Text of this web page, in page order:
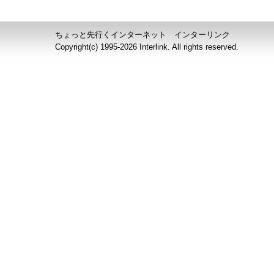
ちょっと先行くインターネット インターリンク
Copyright(c) 1995-2026 Interlink. All rights reserved.